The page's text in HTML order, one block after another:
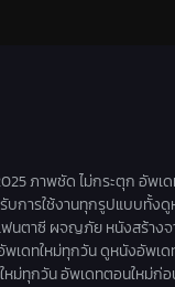
ภาพชัด ไม่กระตุก อัพเ
บการใช้งานทุกรูปแบบทั้
ตาซี ผจญภัย หนังสร้างจ
พเดทใหม่ทุกวัน ดูหนังอัพเด
หม่ทุกวัน อัพเดทตอนใหม่ก่